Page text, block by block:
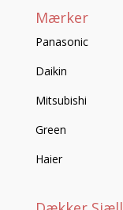
Mærker
Panasonic
Daikin
Mitsubishi
Green
Haier